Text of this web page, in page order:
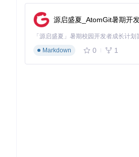
性能报告：生成详细的伤害分解
数据同步机制解析
PoB的核心优势在于其与游戏数据
备库和词缀系统。当游戏版本更新
保工具与游戏核心保持兼容。
源启盛夏_AtomGit暑期开
Markdown
0 1